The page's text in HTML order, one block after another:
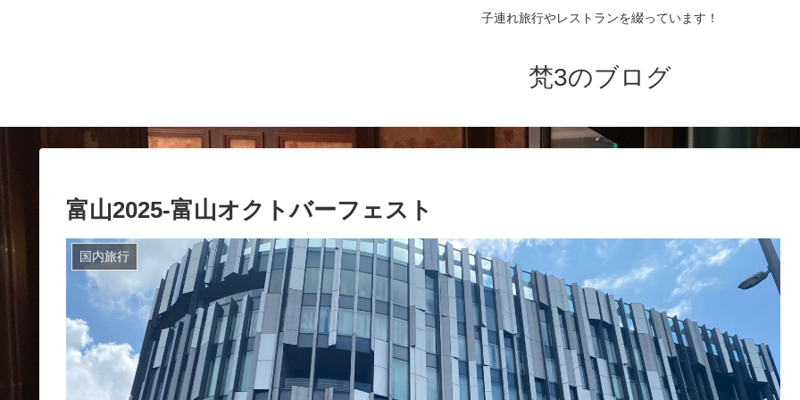
子連れ旅行やレストランを綴っています！
梵3のブログ
富山2025-富山オクトバーフェスト
国内旅行